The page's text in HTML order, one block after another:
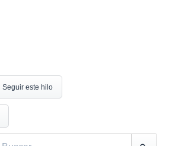
Seguir este hilo